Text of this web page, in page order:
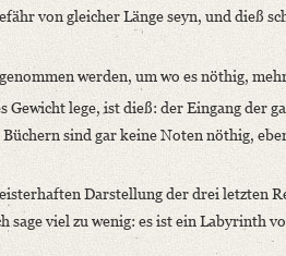
von gleicher Länge seyn, und dieß
werden, um wo es nöthig,
lege, ist dieß: der Eingang der
sind gar keine Noten nöthig,
Darstellung der drei letzten
viel zu wenig: es ist ein Labyrinth